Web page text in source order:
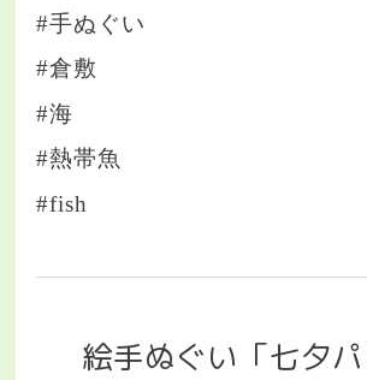
#手ぬぐい
#倉敷
#海
#熱帯魚
#fish
絵手ぬぐい「七夕パ